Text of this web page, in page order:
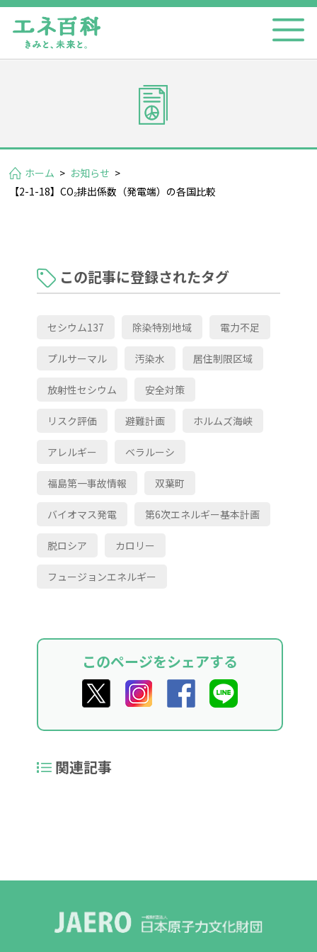
ホーム > お知らせ >
【2-1-18】CO₂排出係数（発電端）の各国比較
この記事に登録されたタグ
セシウム137 除染特別地域 電力不足
プルサーマル 汚染水 居住制限区域
放射性セシウム 安全対策
リスク評価 避難計画 ホルムズ海峡
アレルギー ベラルーシ
福島第一事故情報 双葉町
バイオマス発電 第6次エネルギー基本計画
脱ロシア カロリー
フュージョンエネルギー
このページをシェアする
関連記事